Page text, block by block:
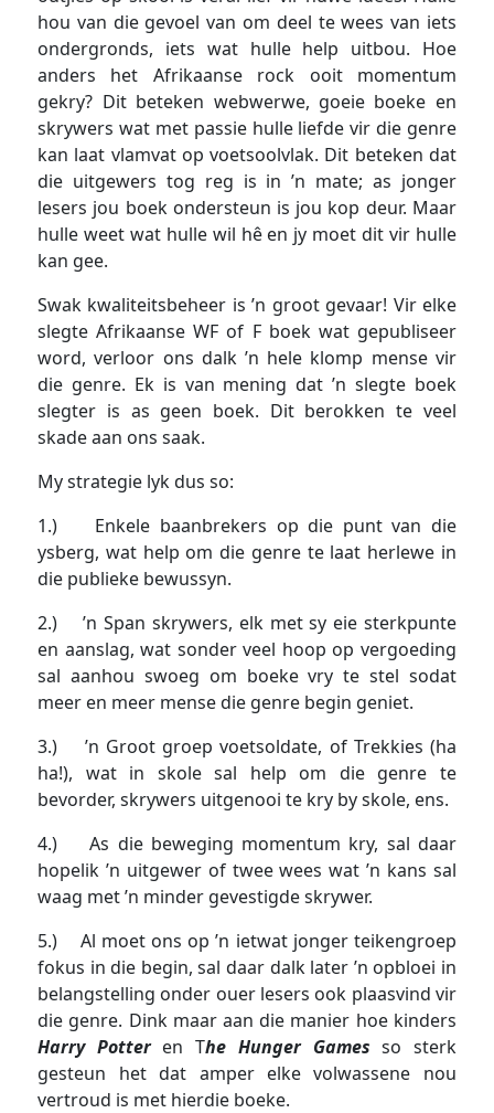
hou van die gevoel van om deel te wees van iets
ondergronds, iets wat hulle help uitbou. Hoe
anders het Afrikaanse rock ooit momentum
gekry? Dit beteken webwerwe, goeie boeke en
skrywers wat met passie hulle liefde vir die genre
kan laat vlamvat op voetsoolvlak. Dit beteken dat
die uitgewers tog reg is in ’n mate; as jonger
lesers jou boek ondersteun is jou kop deur. Maar
hulle weet wat hulle wil hê en jy moet dit vir hulle
kan gee.
Swak kwaliteitsbeheer is ’n groot gevaar! Vir elke
slegte Afrikaanse WF of F boek wat gepubliseer
word, verloor ons dalk ’n hele klomp mense vir
die genre. Ek is van mening dat ’n slegte boek
slegter is as geen boek. Dit berokken te veel
skade aan ons saak.
My strategie lyk dus so:
1.) Enkele baanbrekers op die punt van die
ysberg, wat help om die genre te laat herlewe in
die publieke bewussyn.
2.) ’n Span skrywers, elk met sy eie sterkpunte
en aanslag, wat sonder veel hoop op vergoeding
sal aanhou swoeg om boeke vry te stel sodat
meer en meer mense die genre begin geniet.
3.) ’n Groot groep voetsoldate, of Trekkies (ha
ha!), wat in skole sal help om die genre te
bevorder, skrywers uitgenooi te kry by skole, ens.
4.) As die beweging momentum kry, sal daar
hopelik ’n uitgewer of twee wees wat ’n kans sal
waag met ’n minder gevestigde skrywer.
5.) Al moet ons op ’n ietwat jonger teikengroep
fokus in die begin, sal daar dalk later ’n opbloei in
belangstelling onder ouer lesers ook plaasvind vir
die genre. Dink maar aan die manier hoe kinders
Harry Potteren The Hunger Games so sterk
gesteun het dat amper elke volwassene nou
vertroud is met hierdie boeke.